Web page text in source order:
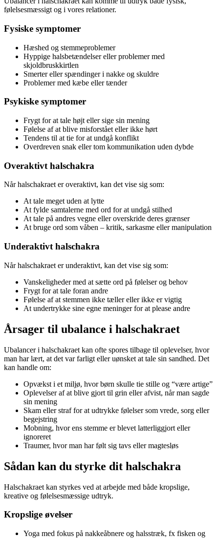
følelsesmæssigt og i vores relationer.
Fysiske symptomer
Hæshed og stemmeproblemer
Hyppige halsbetændelser eller problemer med
skjoldbruskkirtlen
Smerter eller spændinger i nakke og skuldre
Problemer med kæbe eller tænder
Psykiske symptomer
Frygt for at tale højt eller sige sin mening
Følelse af at blive misforstået eller ikke hørt
Tendens til at tie for at undgå konflikt
Overdreven snak eller tom kommunikation uden dybde
Overaktivt halschakra
Når halschakraet er overaktivt, kan det vise sig som:
At tale meget uden at lytte
At fylde samtalerne med ord for at undgå stilhed
At tale på andres vegne eller overskride deres grænser
At bruge ord som våben – kritik, sarkasme eller manipulation
Underaktivt halschakra
Når halschakraet er underaktivt, kan det vise sig som:
Vanskeligheder med at sætte ord på følelser og behov
Frygt for at tale foran andre
Følelse af at stemmen ikke tæller eller ikke er vigtig
At undertrykke sine egne meninger for at please andre
Årsager til ubalance i halschakraet
Ubalancer i halschakraet kan ofte spores tilbage til oplevelser, hvor
man har lært, at det var farligt eller uønsket at tale sin sandhed. Det
kan handle om:
Opvækst i et miljø, hvor børn skulle tie stille og “være artige”
Oplevelser af at blive gjort til grin eller afvist, når man sagde
sin mening
Skam eller straf for at udtrykke følelser som vrede, sorg eller
begejstring
Mobning, hvor ens stemme er blevet latterliggjort eller
ignoreret
Traumer, hvor man har følt sig tavs eller magtesløs
Sådan kan du styrke dit halschakra
Halschakraet kan styrkes ved at arbejde med både kropslige,
kreative og følelsesmæssige udtryk.
Kropslige øvelser
Yoga med fokus på nakkeåbnere og halsstræk, fx fisken og